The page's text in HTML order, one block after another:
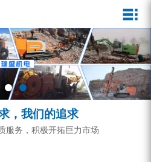
企业文化
发展历程
资质荣誉
宣传视频
公司新闻
行业动态
ZEGA一体式潜孔钻机
ZEGA地下掘进台车
ZEGA小型一体式露天钻机
ZEGA全液压顶锤钻机
服务介绍
服务中心
营销网络
，我们的追求
质服务，积极开拓巨力市场